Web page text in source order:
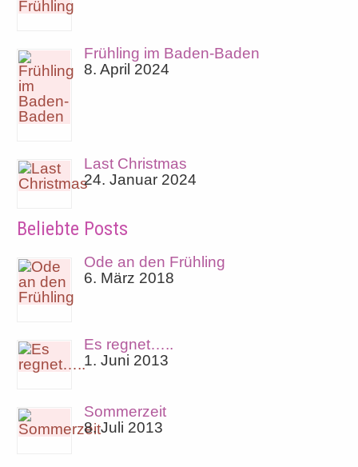
Frühling im Baden-Baden
8. April 2024
Last Christmas
24. Januar 2024
Beliebte Posts
Ode an den Frühling
6. März 2018
Es regnet…..
1. Juni 2013
Sommerzeit
8. Juli 2013